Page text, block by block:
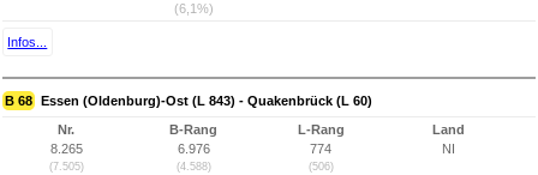
(6,1%)
Infos...
B 68 Essen (Oldenburg)-Ost (L 843) - Quakenbrück (L 60)
Nr.
8.265
(7.505)
B-Rang
6.976
(4.588)
L-Rang
774
(506)
Land
NI